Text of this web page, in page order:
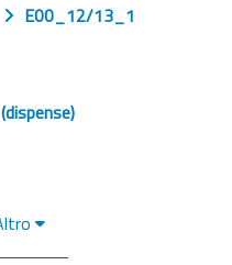
E00_12/13_1